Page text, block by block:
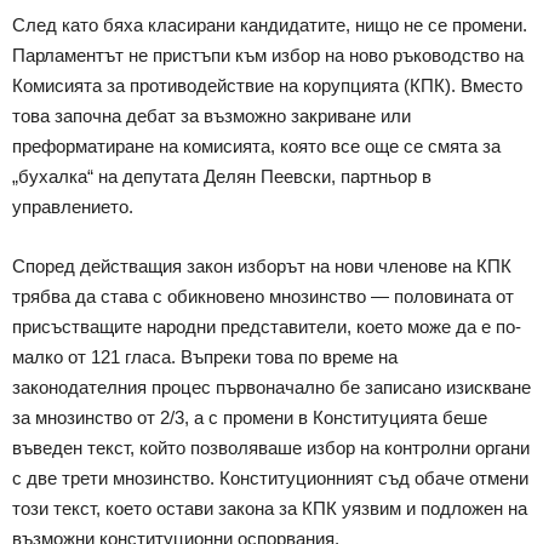
След като бяха класирани кандидатите, нищо не се промени.
Парламентът не пристъпи към избор на ново ръководство на
Комисията за противодействие на корупцията (КПК). Вместо
това започна дебат за възможно закриване или
преформатиране на комисията, която все още се смята за
„бухалка“ на депутата Делян Пеевски, партньор в
управлението.
Според действащия закон изборът на нови членове на КПК
трябва да става с обикновено мнозинство — половината от
присъстващите народни представители, което може да е по-
малко от 121 гласа. Въпреки това по време на
законодателния процес първоначално бе записано изискване
за мнозинство от 2/3, а с промени в Конституцията беше
въведен текст, който позволяваше избор на контролни органи
с две трети мнозинство. Конституционният съд обаче отмени
този текст, което остави закона за КПК уязвим и подложен на
възможни конституционни оспорвания.